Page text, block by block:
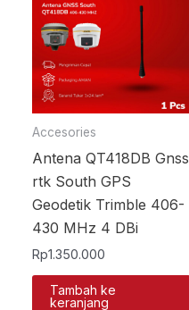
Accesories
Antena QT418DB Gnss
rtk South GPS
Geodetik Trimble 406-
430 MHz 4 DBi
Rp1.350.000
Tambah ke
keranjang